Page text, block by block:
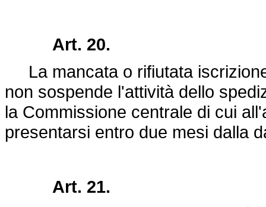
Art. 20.
La mancata o rifiutata
non sospende l'attività dello
la Commissione centrale di cui
presentarsi entro due mesi dalla
Art. 21.